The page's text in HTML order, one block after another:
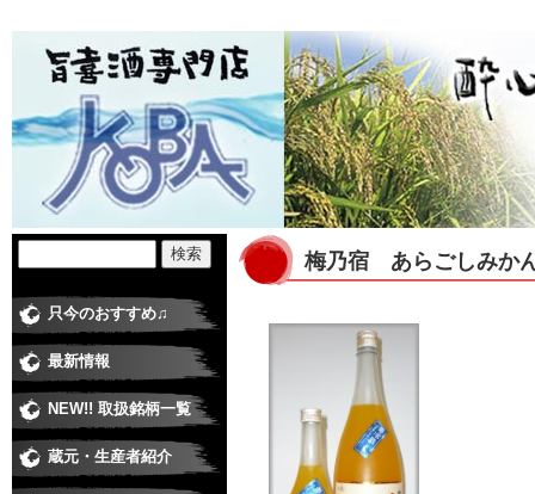
梅乃宿 あらごしみか
只今のおすすめ♫
最新情報
NEW!! 取扱銘柄一覧
蔵元・生産者紹介 日本酒蔵
焼酎蔵
ワイナリー
梅酒・和リキュール蔵元
米・食品 その他